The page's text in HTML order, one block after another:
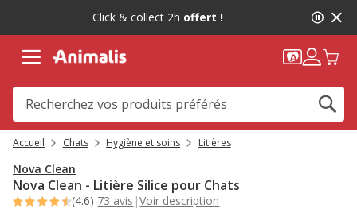
message,
Click & collect 2h offert !
Accueil Chats Hygiène et soins Litières
Nova Clean
Nova Clean - Litière Silice pour Chats
(4.6) 73 avis |Voir description